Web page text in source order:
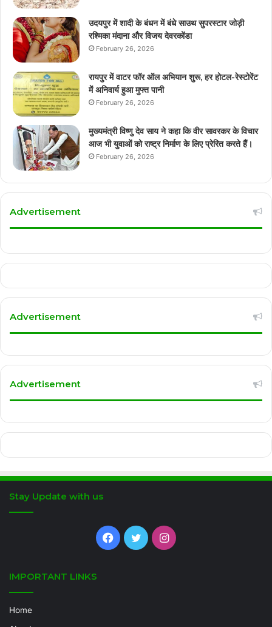
उदयपुर में शादी के बंधन में बंधे साउथ सुपरस्टार जोड़ी
रश्मिका मंदाना और विजय देवरकोंडा
February 26, 2026
रायपुर में वाटर फॉर ऑल अभियान शुरू, हर होटल-रेस्टोरेंट
में अनिवार्य हुआ मुफ्त पानी
February 26, 2026
मुख्यमंत्री विष्णु देव साय ने कहा कि वीर सावरकर के विचार
आज भी युवाओं को राष्ट्र निर्माण के लिए प्रेरित करते हैं।
February 26, 2026
Advertisement
Advertisement
Advertisement
Stay Update with us
Facebook
TwitterInstagram
IMPORTANT LINKS
Home